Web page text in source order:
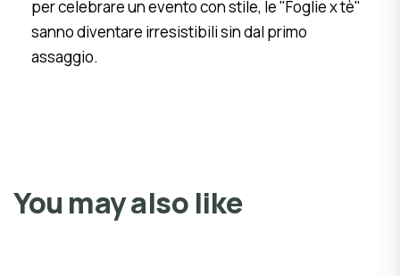
per celebrare un evento con stile, le "Foglie x tè"
sanno diventare irresistibili sin dal primo
assaggio.
You may also like